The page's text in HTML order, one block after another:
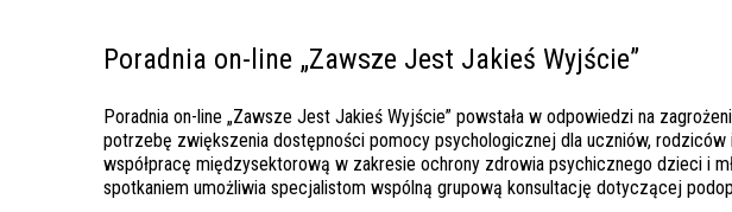
Poradnia on-line „Zawsze Jest Jakieś Wyjście”
Poradnia on-line „Zawsze Jest Jakieś Wyjście” powstała w odpowiedzi na
potrzebę zwiększenia dostępności pomocy psychologicznej dla uczniów, rodziców
współpracę międzysektorową w zakresie ochrony zdrowia psychicznego dzieci i
spotkaniem umożliwia specjalistom wspólną grupową konsultację dotyczącej